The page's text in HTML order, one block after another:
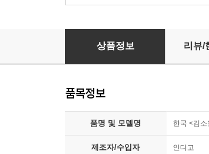
한국 〈김소월〉 시 필사 노트 (어
상품정보 리뷰/
품목정보
품명 및 모델명 한국 <김
제조자/수입자 인디고